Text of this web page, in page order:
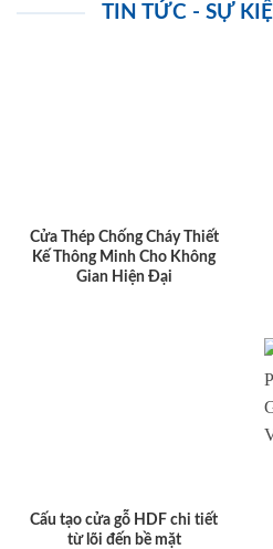
TIN TỨC - SỰ
Cửa Thép Chống Cháy Thiết
Kế Thông Minh Cho Không
Gian Hiện Đại
Cấu tạo cửa gỗ HDF chi tiết
từ lõi đến bề mặt